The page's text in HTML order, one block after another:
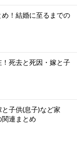
め！結婚に至るまでの
死去と死因・嫁と子
子供(息子)など家
連まとめ